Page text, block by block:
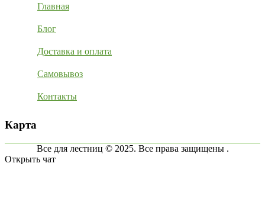
Главная
Блог
Доставка и оплата
Самовывоз
Контакты
Карта
Все для лестниц © 2025. Все права защищены .
Открыть чат